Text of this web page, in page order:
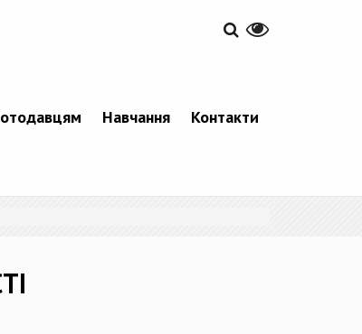
Навчання Контакти